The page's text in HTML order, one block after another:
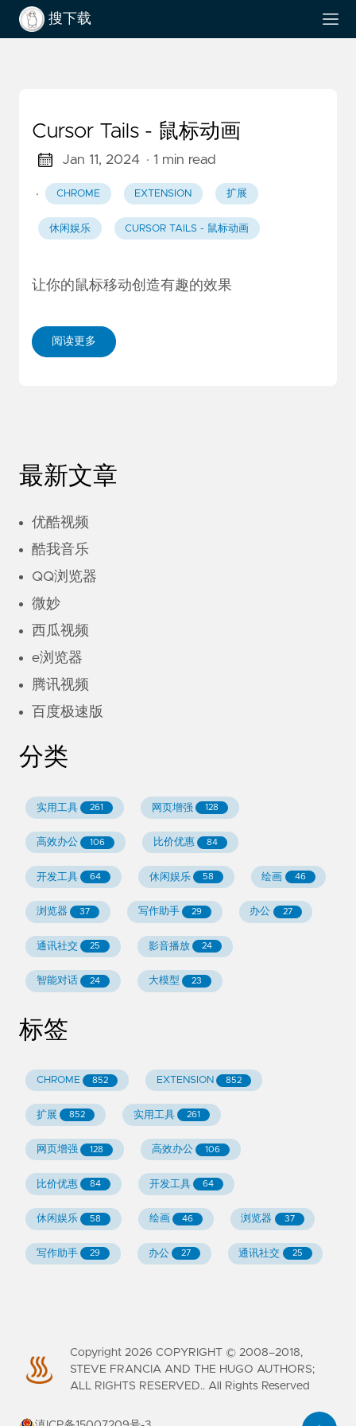
搜下载
Cursor Tails - 鼠标动画
Jan 11, 2024 · 1 min read
· CHROME EXTENSION 扩展
休闲娱乐 CURSOR TAILS - 鼠标动画
让你的鼠标移动创造有趣的效果
阅读更多
最新文章
优酷视频
酷我音乐
QQ浏览器
微妙
西瓜视频
e浏览器
腾讯视频
百度极速版
分类
实用工具 261 网页增强 128
高效办公 106 比价优惠 84
开发工具 64 休闲娱乐 58 绘画 46
浏览器 37 写作助手 29 办公 27
通讯社交 25 影音播放 24
智能对话 24 大模型 23
标签
CHROME 852 EXTENSION 852
扩展 852 实用工具 261
网页增强 128 高效办公 106
比价优惠 84 开发工具 64
休闲娱乐 58 绘画 46 浏览器 37
写作助手 29 办公 27 通讯社交 25
Copyright 2026 COPYRIGHT © 2008–2018,
STEVE FRANCIA AND THE HUGO AUTHORS;
ALL RIGHTS RESERVED.. All Rights Reserved